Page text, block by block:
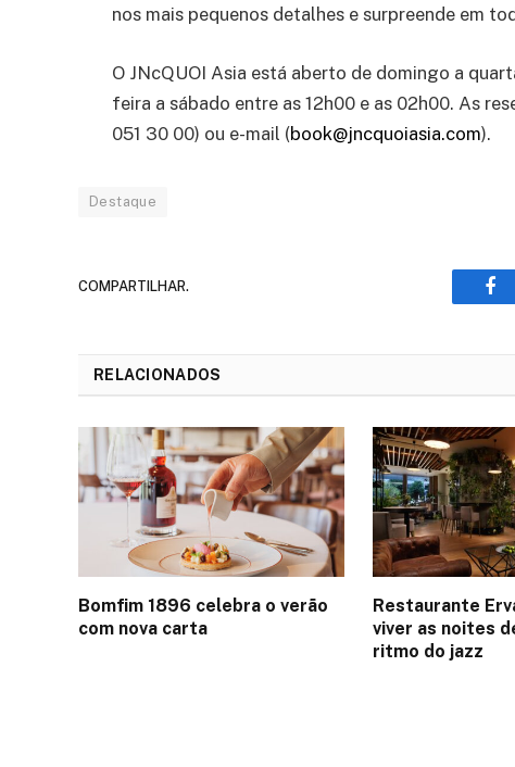
nos mais pequenos detalhes e surpreende em
O JNcQUOI Asia está aberto de domingo a
feira a sábado entre as 12h00 e as 02h00. As
051 30 00) ou e-mail (book@jncquoiasia.com).
Destaque
COMPARTILHAR.
RELACIONADOS
Bomfim 1896 celebra o verão
com nova carta
Restaurante
viver as noites
ritmo do jazz